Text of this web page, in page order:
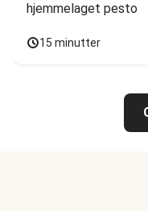
hjemmelaget pesto
15 minutter